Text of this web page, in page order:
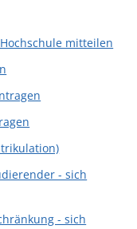
mitteilen
- sich
- sich